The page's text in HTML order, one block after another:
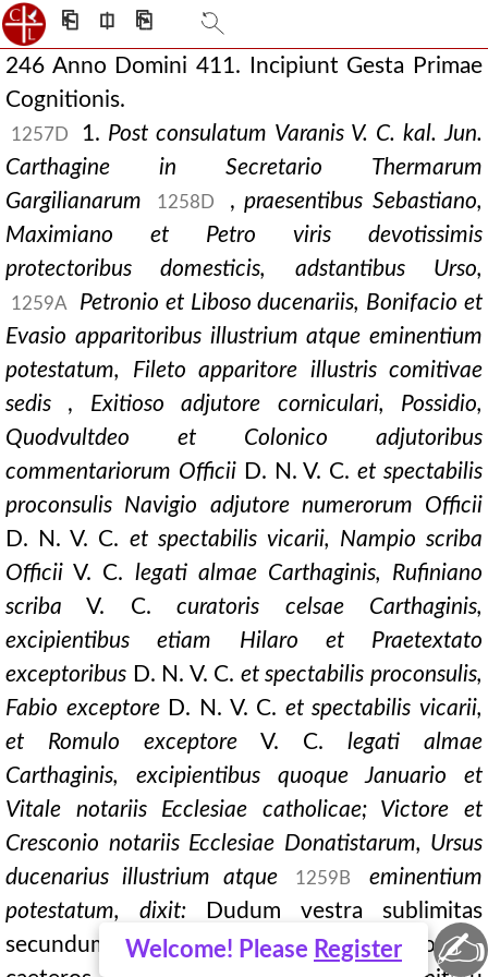
⎗ ⎅ ⎘
Welcome! Please Register
246 Anno Domini 411. Incipiunt Gesta Primae
Cognitionis.
1257D 1. Post consulatum Varanis V. C. kal. Jun.
Carthagine in Secretario
Thermarum
Gargilianarum
1258D ,praesentibus Sebastiano,
Maximiano et Petro viris devotissimis
protectoribus domesticis, adstantibus Urso,
1259A
Petronio et Liboso ducenariis, Bonifacio et
Evasio apparitoribus illustrium atque eminentium
potestatum, Fileto apparitore illustris comitivae
sedis , Exitioso adjutore corniculari, Possidio,
Quodvultdeo et Colonico adjutoribus
commentariorum OfficiiD. N. V. C.et spectabilis
proconsulis Navigio adjutore numerorum Officii
D. N. V. C. et spectabilis vicarii, Nampio scriba
Officii V. C. legati almae Carthaginis, Rufiniano
scriba V. C.curatoris celsae Carthaginis,
excipientibus etiam Hilaro et Praetextato
exceptoribus D. N. V. C. et spectabilis proconsulis,
Fabio exceptoreD. N. V. C. et spectabilis vicarii,
et Romulo exceptore V. C. legati almae
Carthaginis, excipientibus quoque Januario et
Vitale notariis Ecclesiae catholicae; Victore et
Cresconio notariis Ecclesiae Donatistarum, Ursus
ducenarius illustrium atque
1259B
eminentium
potestatum, dixit: Dudum vestra sublimitas
secundum imperiale praeceptum et nos et
✍